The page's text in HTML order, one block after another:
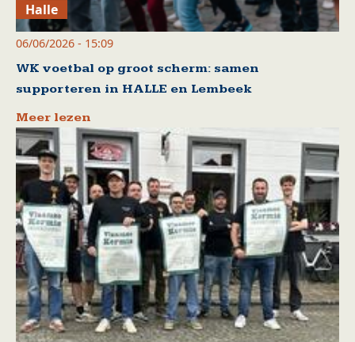
Halle
06/06/2026 - 15:09
WK voetbal op groot scherm: samen
supporteren in HALLE en Lembeek
Meer lezen